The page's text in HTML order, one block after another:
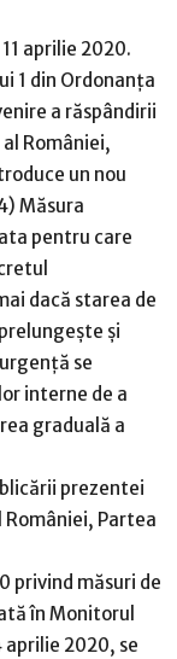
aprilie 2020.
1 din Ordonanța
a răspândirii
României,
un nou
Măsura
pentru care
dacă starea de
și
se
interne de a
graduală a
prezentei
Partea
privind măsuri de
în Monitorul
aprilie 2020, se